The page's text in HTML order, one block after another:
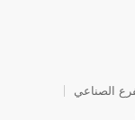
الصناعي